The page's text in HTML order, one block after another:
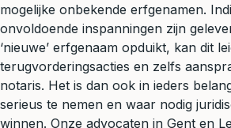
mogelijke onbekende erfgenamen.
onvoldoende inspanningen zijn
‘nieuwe’ erfgenaam opduikt, kan dit
terugvorderingsacties en zelfs
notaris. Het is dan ook in ieders
serieus te nemen en waar nodig
winnen. Onze advocaten in Gent en